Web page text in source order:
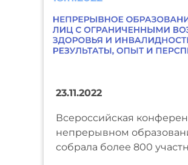
23.11.2022
Всероссийская
непрерывном
собрала более 800